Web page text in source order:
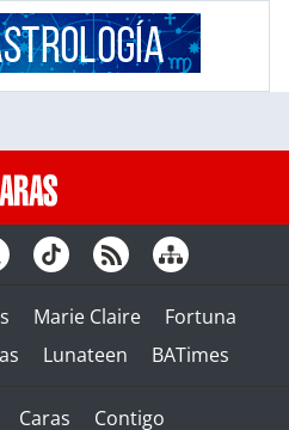
Marie Claire
Fortuna
Lunateen BATimes
Caras Contigo